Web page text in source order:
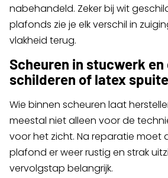
nabehandeld. Zeker bij wit
plafonds zie je elk verschil in
vlakheid terug.
Scheuren in stucwerk en
schilderen of latex
Wie binnen scheuren laat
meestal niet alleen voor de
voor het zicht. Na reparatie moet
plafond er weer rustig en strak
vervolgstap belangrijk.